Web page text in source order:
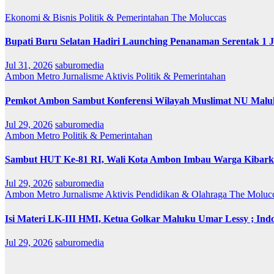
Ekonomi & Bisnis Politik & Pemerintahan The Moluccas
Bupati Buru Selatan Hadiri Launching Penanaman Serentak 1
Jul 31, 2026 saburomedia
Ambon Metro Jurnalisme Aktivis Politik & Pemerintahan
Pemkot Ambon Sambut Konferensi Wilayah Muslimat NU
Jul 29, 2026 saburomedia
Ambon Metro Politik & Pemerintahan
Sambut HUT Ke-81 RI, Wali Kota Ambon Imbau Warga
Jul 29, 2026 saburomedia
Ambon Metro Jurnalisme Aktivis Pendidikan & Olahraga The
Isi Materi LK-III HMI, Ketua Golkar Maluku Umar Lessy ;
Jul 29, 2026 saburomedia